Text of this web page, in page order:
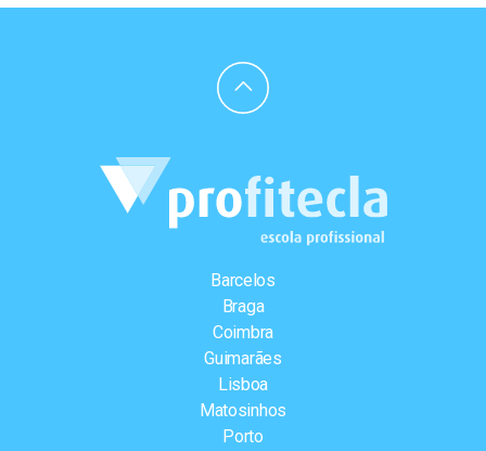
Barcelos
Braga
Coimbra
Guimarães
Lisboa
Matosinhos
Porto